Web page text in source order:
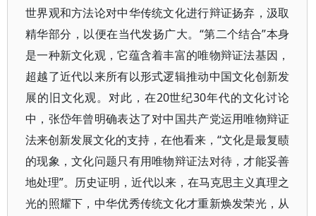
世界观和方法论对中华传统文化进行辩证扬弃，汲取
精华部分，以便在当代发扬广大。“第二个结合”本身
是一种新文化观，它蕴含着丰富的唯物辩证法基因，
超越了近代以来所有以形式逻辑推动中国文化创新发
展的旧文化观。对此，在20世纪30年代的文化讨论
中，张岱年曾明确表达了对中国共产党运用唯物辩证
法来创新发展文化的支持，在他看来，“文化是最复赜
的现象，文化问题只有用唯物辩证法对待，才能妥善
地处理”。历史证明，近代以来，在马克思主义真理之
光的照耀下，中华优秀传统文化才重新焕发荣光，从